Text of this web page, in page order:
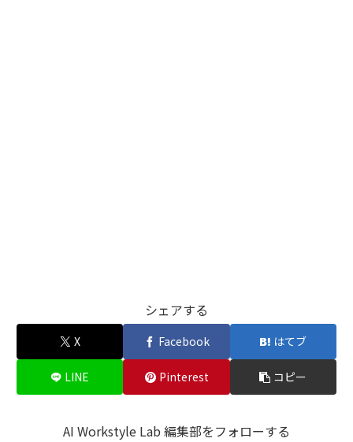
シェアする
X Facebook はてブ
LINE Pinterest コピー
AI Workstyle Lab 編集部をフォローする